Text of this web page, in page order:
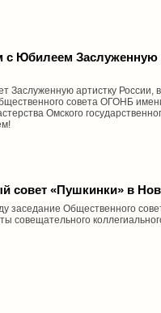
с Юбилеем Заслуженную
Заслуженную артистку России,
совета ОГОНБ
Омского
совет «Пушкинки» в
заседание Общественного
совещательного